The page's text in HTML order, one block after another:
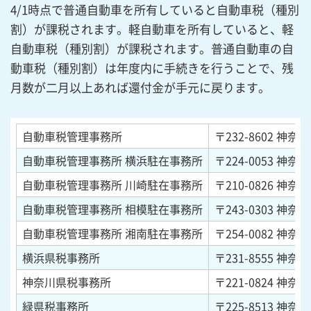
4/1時点で普通自動車を所有していると自動車税（種別
割）が課税されます。軽自動車を所有していると、軽
自動車税（種別割）が課税されます。普通自動車の自
動車税（種別割）は年度内に手続きを行うことで、残
月数が二月以上あれば還付金が手元に戻ります。
自動車税管理事務所 〒232-8602 神奈
自動車税管理事務所 横浜駐在事務所
〒224-0053 神奈
自動車税管理事務所 川崎駐在事務所
〒210-0826神奈
自動車税管理事務所 相模駐在事務所
〒243-0303 神奈
自動車税管理事務所 湘南駐在事務所
〒254-0082 神奈
横浜県税事務所
〒231-8555 神奈
神奈川県税事務所
〒221-0824神奈
緑県税事務所
〒225-8513 神奈